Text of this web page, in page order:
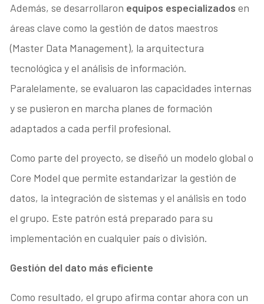
Además, se desarrollaron equipos especializados en
áreas clave como la gestión de datos maestros
(Master Data Management), la arquitectura
tecnológica y el análisis de información.
Paralelamente, se evaluaron las capacidades internas
y se pusieron en marcha planes de formación
adaptados a cada perfil profesional.
Como parte del proyecto, se diseñó un modelo global o
Core Model que permite estandarizar la gestión de
datos, la integración de sistemas y el análisis en todo
el grupo. Este patrón está preparado para su
implementación en cualquier país o división.
Gestión del dato más eficiente
Como resultado, el grupo afirma contar ahora con un